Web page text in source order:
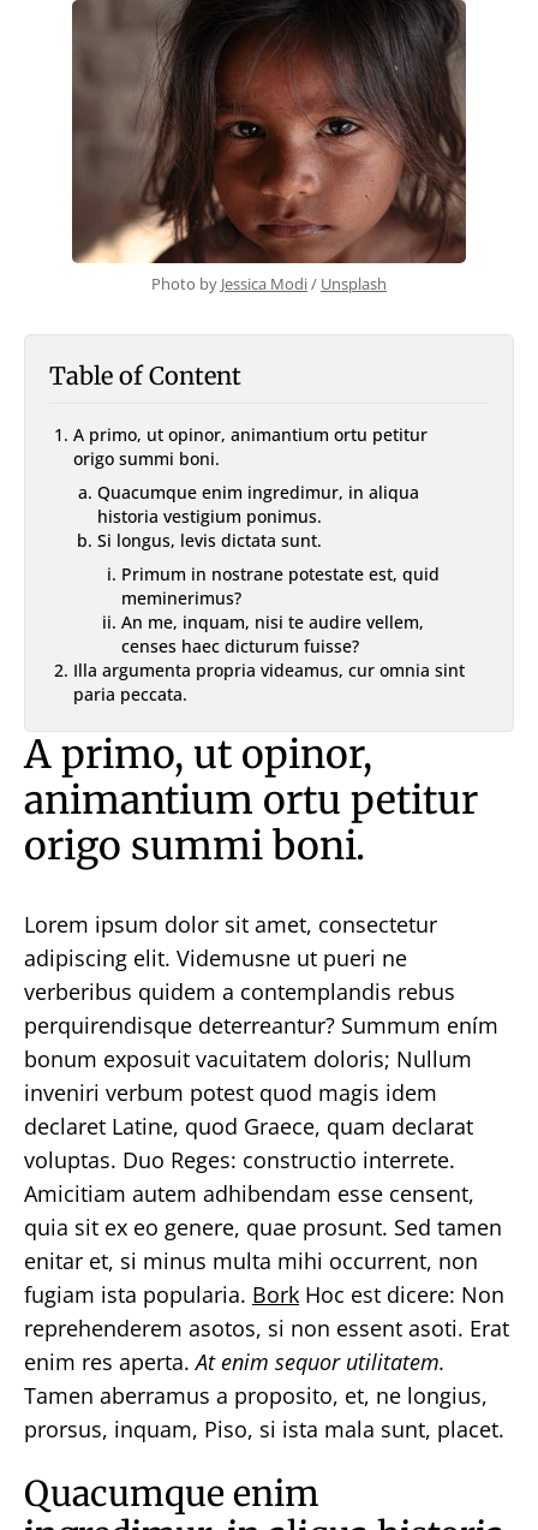
With TOC & Sidebar
With Sticky TOC
No Sidebar
No TOC & Sidebar
Members Only Post
Members Only Post (No TOC, No Sidebar)
SUBSCRIBE
Photo by Jessica Modi / Unsplash
Table of Content
A primo, ut opinor, animantium ortu petitur
origo summi boni.
Quacumque enim ingredimur, in aliqua
historia vestigium ponimus.
Si longus, levis dictata sunt.
Primum in nostrane potestate est, quid
meminerimus?
An me, inquam, nisi te audire vellem,
censes haec dicturum fuisse?
Illa argumenta propria videamus, cur omnia sint
paria peccata.
A primo, ut opinor,
animantium ortu petitur
origo summi boni.
Lorem ipsum dolor sit amet, consectetur
adipiscing elit. Videmusne ut pueri ne
verberibus quidem a contemplandis rebus
perquirendisque deterreantur? Summum ením
bonum exposuit vacuitatem doloris; Nullum
inveniri verbum potest quod magis idem
declaret Latine, quod Graece, quam declarat
voluptas. Duo Reges: constructio interrete.
Amicitiam autem adhibendam esse censent,
quia sit ex eo genere, quae prosunt. Sed tamen
enitar et, si minus multa mihi occurrent, non
fugiam ista popularia. Bork Hoc est dicere: Non
reprehenderem asotos, si non essent asoti. Erat
enim res aperta.At enim sequor utilitatem.
Tamen aberramus a proposito, et, ne longius,
prorsus, inquam, Piso, si ista mala sunt, placet.
Quacumque enim